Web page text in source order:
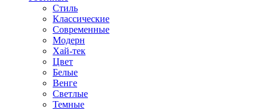
Стиль
Классические
Современные
Модерн
Хай-тек
Цвет
Белые
Венге
Светлые
Темные